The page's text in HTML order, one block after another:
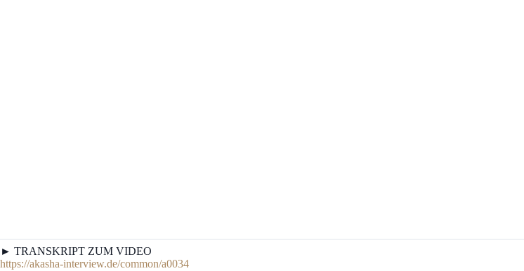
► TRANSKRIPT ZUM VIDEO
https://akasha-interview.de/common/a0034